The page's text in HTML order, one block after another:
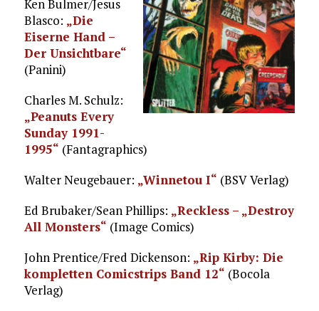
Ken Bulmer/Jesus
Blasco: „Die
Eiserne Hand –
Der Unsichtbare“
(Panini)
Charles M. Schulz:
„Peanuts Every
Sunday 1991-
1995“ (Fantagraphics)
Walter Neugebauer: „Winnetou I“ (BSV Verlag)
Ed Brubaker/Sean Phillips: „Reckless – „Destroy
All Monsters“ (Image Comics)
John Prentice/Fred Dickenson: „Rip Kirby: Die
kompletten Comicstrips Band 12“ (Bocola
Verlag)